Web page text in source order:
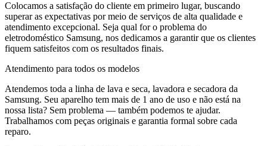
Colocamos a satisfação do cliente em primeiro lugar, buscando
superar as expectativas por meio de serviços de alta qualidade e
atendimento excepcional. Seja qual for o problema do
eletrodoméstico Samsung, nos dedicamos a garantir que os clientes
fiquem satisfeitos com os resultados finais.
Atendimento para todos os modelos
Atendemos toda a linha de lava e seca, lavadora e secadora da
Samsung. Seu aparelho tem mais de 1 ano de uso e não está na
nossa lista? Sem problema — também podemos te ajudar.
Trabalhamos com peças originais e garantia formal sobre cada
reparo.